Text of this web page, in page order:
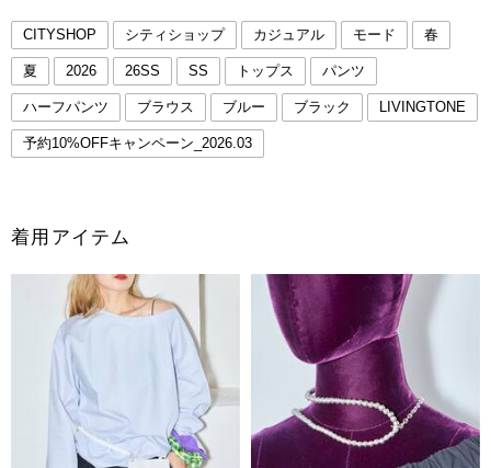
CITYSHOP シティショップ カジュアル モード 春
夏 2026 26SS SS トップス パンツ
ハーフパンツ ブラウス ブルー ブラック LIVINGTONE
予約10%OFFキャンペーン_2026.03
着用アイテム